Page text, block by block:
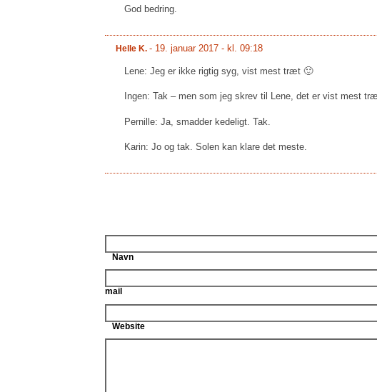
God bedring.
Helle K. - 19. januar 2017 - kl. 09:18
Lene: Jeg er ikke rigtig syg, vist mest træt 🙂
Ingen: Tak – men som jeg skrev til Lene, det er vist mest
Pernille: Ja, smadder kedeligt. Tak.
Karin: Jo og tak. Solen kan klare det meste.
Navn
mail
Website